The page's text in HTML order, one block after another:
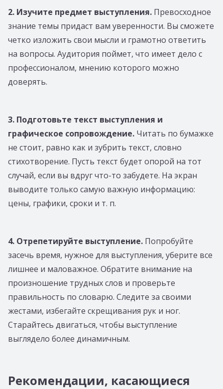
2. Изучите предмет выступления. Превосходное
знание темы придаст вам уверенности. Вы сможете
четко изложить свои мысли и грамотно ответить
на вопросы. Аудитория поймет, что имеет дело с
профессионалом, мнению которого можно
доверять.
3. Подготовьте текст выступления и
графическое сопровождение. Читать по бумажке
не стоит, равно как и зубрить текст, словно
стихотворение. Пусть текст будет опорой на тот
случай, если вы вдруг что-то забудете. На экран
выводите только самую важную информацию:
цены, графики, сроки и т. п.
4. Отрепетируйте выступление. Попробуйте
засечь время, нужное для выступления, уберите все
лишнее и маловажное. Обратите внимание на
произношение трудных слов и проверьте
правильность по словарю. Следите за своими
жестами, избегайте скрещивания рук и ног.
Старайтесь двигаться, чтобы выступление
выглядело более динамичным.
Рекомендации, касающиеся